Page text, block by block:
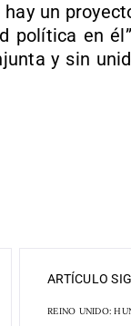
un
política en
y sin
ARTÍCULO
REINO UNIDO: